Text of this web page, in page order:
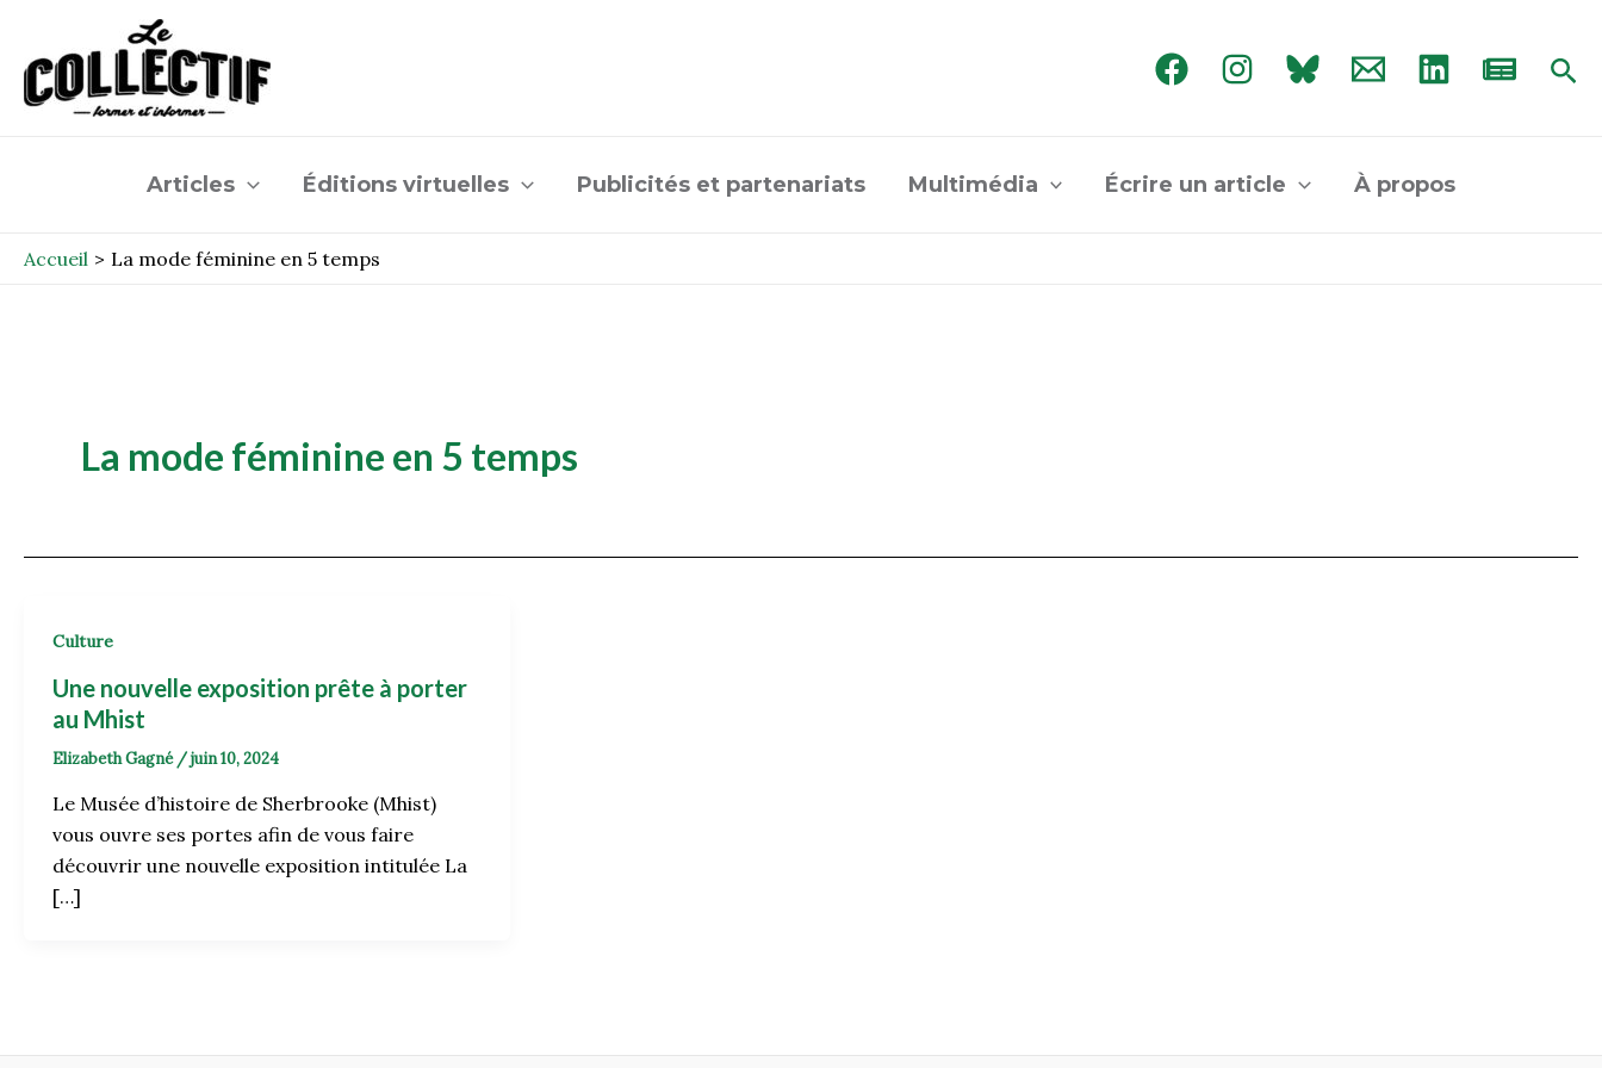
contenu
Articles Éditions virtuelles Publicités et partenariats Multimédia Écrire un article À propos
Accueil La mode féminine en 5 temps
La mode féminine en 5 temps
Culture
Une nouvelle exposition prête à porter
au Mhist
Elizabeth Gagné /juin 10, 2024
Le Musée d’histoire de Sherbrooke (Mhist)
vous ouvre ses portes afin de vous faire
découvrir une nouvelle exposition intitulée La
[…]